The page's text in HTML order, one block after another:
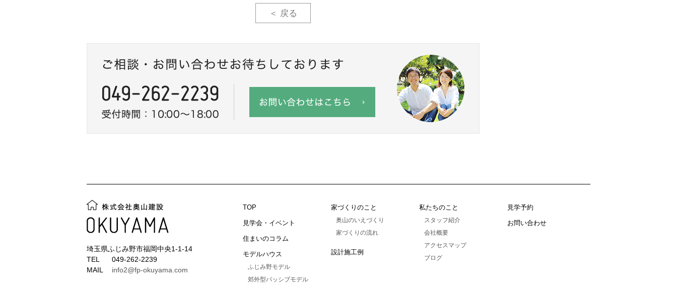
＜ 戻る
TOP
見学会・イベント
住まいのコラム
モデルハウス
ふじみ野モデル
郊外型パッシブモデル
家づくりのこと
奥山のいえづくり
家づくりの流れ
設計施工例
私たちのこと
スタッフ紹介
会社概要
アクセスマップ
ブログ
見学予約
お問い合わせ
埼玉県ふじみ野市福岡中央1-1-14
TEL
049-262-2239
MAIL
info2@fp-okuyama.com